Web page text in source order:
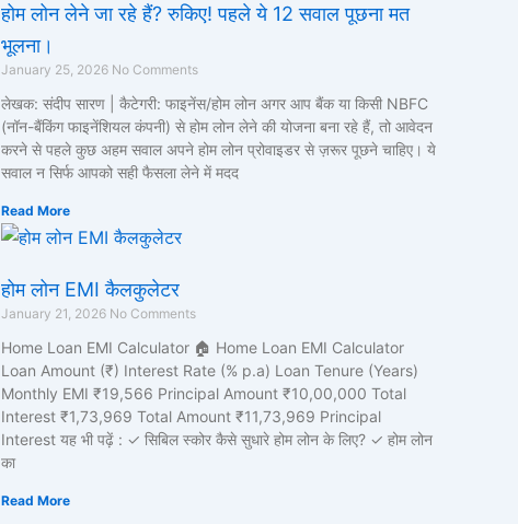
होम लोन लेने जा रहे हैं? रुकिए! पहले ये 12 सवाल पूछना मत
भूलना।
January 25, 2026 No Comments
लेखक: संदीप सारण | कैटेगरी: फाइनेंस/होम लोन अगर आप बैंक या किसी NBFC
(नॉन-बैंकिंग फाइनेंशियल कंपनी) से होम लोन लेने की योजना बना रहे हैं, तो आवेदन
करने से पहले कुछ अहम सवाल अपने होम लोन प्रोवाइडर से ज़रूर पूछने चाहिए। ये
सवाल न सिर्फ आपको सही फैसला लेने में मदद
Read More
होम लोन EMI कैलकुलेटर
January 21, 2026 No Comments
Home Loan EMI Calculator 🏠 Home Loan EMI Calculator
Loan Amount (₹) Interest Rate (% p.a) Loan Tenure (Years)
Monthly EMI ₹19,566 Principal Amount ₹10,00,000 Total
Interest ₹1,73,969 Total Amount ₹11,73,969 Principal
Interest यह भी पढ़ें : ✓ सिबिल स्कोर कैसे सुधारे होम लोन के लिए? ✓ होम लोन
का
Read More